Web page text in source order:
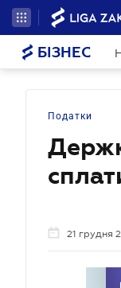
БІЗНЕС
Податки
21 грудня